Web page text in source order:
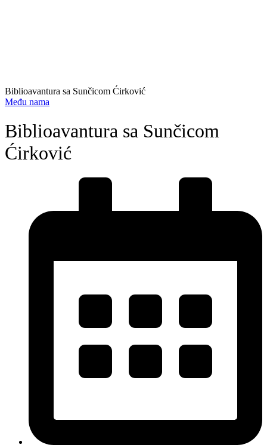
Biblioavantura sa Sunčicom Ćirković
Među nama
Biblioavantura sa Sunčicom
Ćirković